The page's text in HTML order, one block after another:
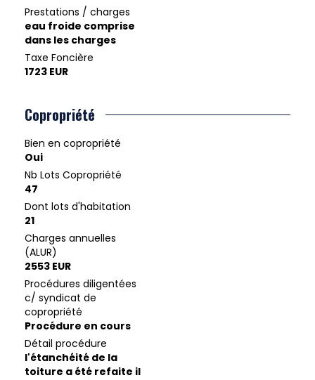
Prestations / charges
eau froide comprise
dans les charges
Taxe Foncière
1723 EUR
Copropriété
Bien en copropriété
Oui
Nb Lots Copropriété
47
Dont lots d'habitation
21
Charges annuelles
(ALUR)
2553 EUR
Procédures diligentées
c/ syndicat de
copropriété
Procédure en cours
Détail procédure
l'étanchéité de la
toiture a été refaite il